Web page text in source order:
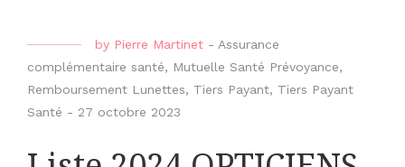
by Pierre Martinet - Assurance
complémentaire santé, Mutuelle Santé Prévoyance,
Remboursement Lunettes, Tiers Payant, Tiers Payant
Santé - 27 octobre 2023